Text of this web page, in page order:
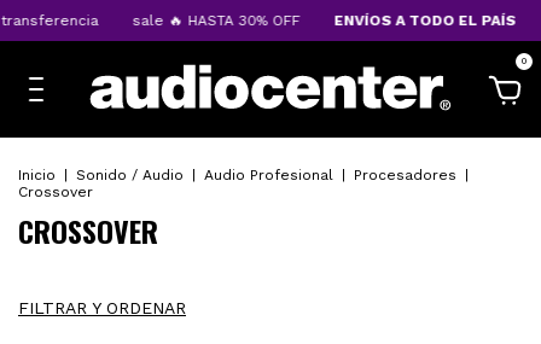
sale 🔥 HASTA 30% OFF ENVÍOS A TODO EL PAÍS
0
Inicio Sonido / Audio Audio Profesional Procesadores
Crossover
CROSSOVER
FILTRAR Y ORDENAR